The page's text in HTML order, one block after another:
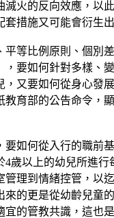
火的反向效應，
措施又可能會衍生
等比例原則、個
要如何針對多樣
又要如何從身心發
育部的公告命令
如何從入行的職前
歲以上的幼兒所進
理到情緒控管，
的更是從幼齡兒
的管教共識，這